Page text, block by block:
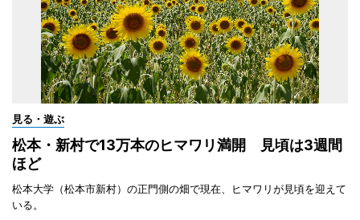
見る・遊ぶ
松本・新村で13万本のヒマワリ満開 見頃は3週間
ほど
松本大学（松本市新村）の正門側の畑で現在、ヒマワリが見頃を迎えて
いる。